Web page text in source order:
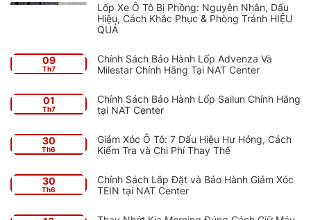
Lốp Xe Ô Tô Bị Phồng: Nguyên Nhân, Dấu
Hiệu, Cách Khắc Phục & Phòng Tránh HIỆU
QUẢ
09
Th7
Chính Sách Bảo Hành Lốp Advenza Và
Milestar Chính Hãng Tại NAT Center
01
Th7
Chính Sách Bảo Hành Lốp Sailun Chính Hãng
tại NAT Center
30
Th6
Giảm Xóc Ô Tô: 7 Dấu Hiệu Hư Hỏng, Cách
Kiểm Tra và Chi Phí Thay Thế
30
Th6
Chính Sách Lắp Đặt và Bảo Hành Giảm Xóc
TEIN tại NAT Center